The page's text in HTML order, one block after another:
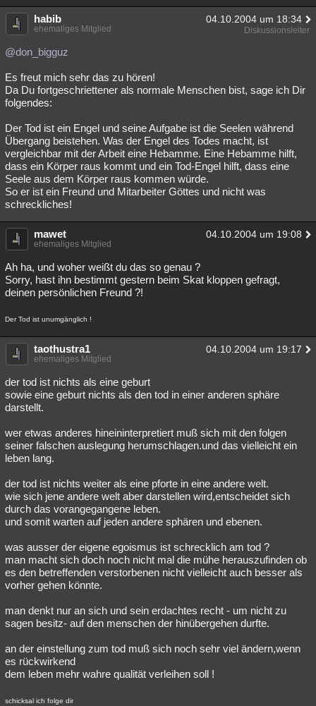
habib 04.10.2004 um 18:34
ehemaliges Mitglied Diskussionsleiter
@don_bigguz
Es freut mich sehr das zu hören!
Da Du fortgeschriettener als normale Menschen bist, sage ich Dir
folgendes:
Der Tod ist ein Engel und seine Aufgabe ist die Seelen während
Übergang beistehen. Was der Engel des Todes macht, ist
vergleichbar mit der Arbeit eine Hebamme. Eine Hebamme hilft,
dass ein Körper raus kommt und ein Tod-Engel hilft, dass eine
Seele aus dem Körper raus kommen würde.
So er ist ein Freund und Mitarbeiter Göttes und nicht was
schreckliches!
mawet 04.10.2004 um 19:08
ehemaliges Mitglied
Ah ha, und woher weißt du das so genau ?
Sorry, hast ihn bestimmt gestern beim Skat kloppen gefragt,
deinen persönlichen Freund ?!
Der Tod ist unumgänglich !
taothustra1 04.10.2004 um 19:17
ehemaliges Mitglied
der tod ist nichts als eine geburt
sowie eine geburt nichts als den tod in einer anderen sphäre
darstellt.
wer etwas anderes hineininterpretiert muß sich mit den folgen
seiner falschen auslegung herumschlagen.und das vielleicht ein
leben lang.
der tod ist nichts weiter als eine pforte in eine andere welt.
wie sich jene andere welt aber darstellen wird,entscheidet sich
durch das vorangegangene leben.
und somit warten auf jeden andere sphären und ebenen.
was ausser der eigene egoismus ist schrecklich am tod ?
man macht sich doch noch nicht mal die mühe herauszufinden ob
es den betreffenden verstorbenen nicht vielleicht auch besser als
vorher gehen könnte.
man denkt nur an sich und sein erdachtes recht - um nicht zu
sagen besitz- auf den menschen der hinübergehen durfte.
an der einstellung zum tod muß sich noch sehr viel ändern,wenn
es rückwirkend
dem leben mehr wahre qualität verleihen soll !
schicksal ich folge dir